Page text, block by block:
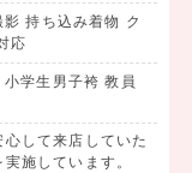
持ち込み着物 ク
応
学生男子袴 教員
して来店していた
施しています。